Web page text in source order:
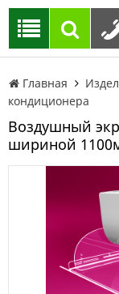
Главная
кондиционера
Воздушный
шириной